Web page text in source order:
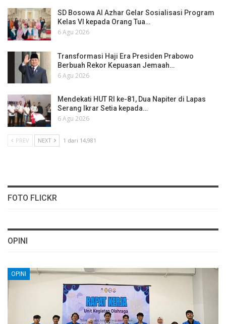
SD Bosowa Al Azhar Gelar Sosialisasi Program
Kelas VI kepada Orang Tua…
6 Agu 2026
Transformasi Haji Era Presiden Prabowo
Berbuah Rekor Kepuasan Jemaah…
6 Agu 2026
Mendekati HUT RI ke-81, Dua Napiter di Lapas
Serang Ikrar Setia kepada…
6 Agu 2026
PREV NEXT 1 dari 14,981
FOTO FLICKR
OPINI
OPINI